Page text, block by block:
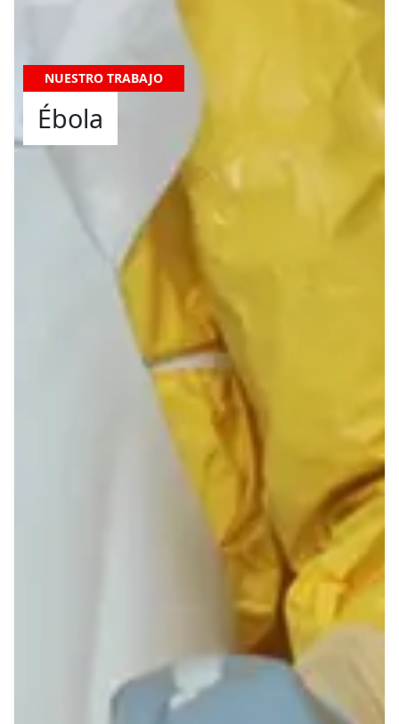
NUESTRO TRABAJO
Ébola